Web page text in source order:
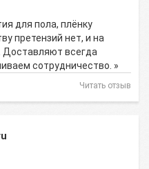
для пола, плёнку
претензий нет, и на
Доставляют всегда
сотрудничество. »
Читать отзыв